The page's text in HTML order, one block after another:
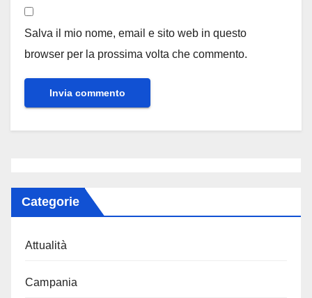
Salva il mio nome, email e sito web in questo
browser per la prossima volta che commento.
Categorie
Attualità
Campania